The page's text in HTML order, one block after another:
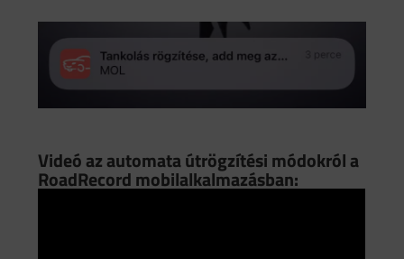
Videó az automata útrögzítési módokról a
RoadRecord mobilalkalmazásban: